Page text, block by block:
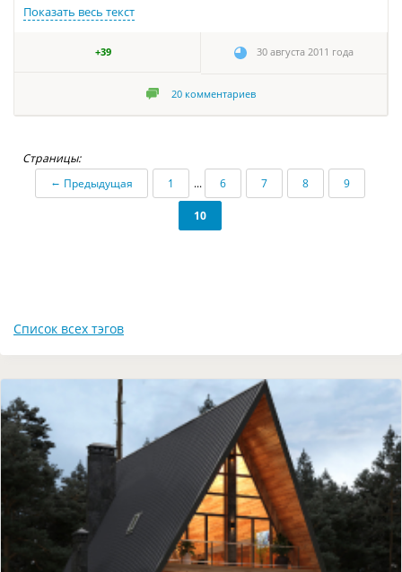
Показать весь текст
+39 30 августа 2011 года
20 комментариев
Страницы:
← Предыдущая 1 ... 6 7 8 9
10
Список всех тэгов